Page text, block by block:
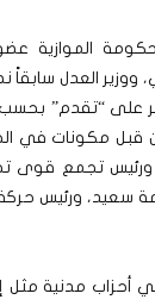
الموازية
العدل سابقاً
على “تقدم”
قبل مكونات في
ورئيس تجمع قوى
سعيد، ورئيس
أحزاب مدنية مثل